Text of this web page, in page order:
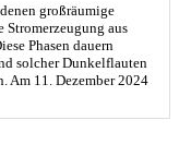
großräumige
aus
Phasen dauern
solcher Dunkelflauten
Am 11. Dezember 2024